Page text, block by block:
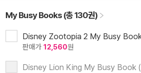
My Busy Books (총 130권)
Disney Zootopia 2 My Busy
판매가 12,560원
Disney Lion King My Busy Book